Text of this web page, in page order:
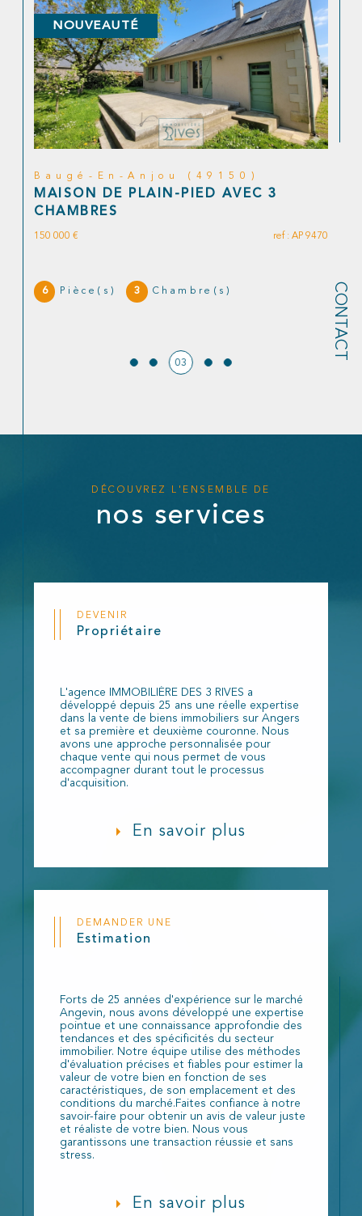
CONTACT
Baugé-En-Anjou (49150)
MAISON DE PLAIN-PIED AVEC 3
CHAMBRES
150 000 € ref : AP 9470
6 Pièce(s) 3 Chambre(s)
NOUVEAUTÉ
03
DÉCOUVREZ L'ENSEMBLE DE
nos services
DEVENIR
Propriétaire
L'agence IMMOBILIÈRE DES 3 RIVES a
développé depuis 25 ans une réelle expertise
dans la vente de biens immobiliers sur Angers
et sa première et deuxième couronne. Nous
avons une approche personnalisée pour
chaque vente qui nous permet de vous
accompagner durant tout le processus
d'acquisition.
En savoir plus
DEMANDER UNE
Estimation
Forts de 25 années d'expérience sur le marché
Angevin, nous avons développé une expertise
pointue et une connaissance approfondie des
tendances et des spécificités du secteur
immobilier. Notre équipe utilise des méthodes
d'évaluation précises et fiables pour estimer la
valeur de votre bien en fonction de ses
caractéristiques, de son emplacement et des
conditions du marché.Faites confiance à notre
savoir-faire pour obtenir un avis de valeur juste
et réaliste de votre bien. Nous vous
garantissons une transaction réussie et sans
stress.
En savoir plus